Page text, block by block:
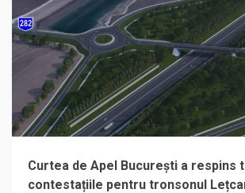
Curtea de Apel București a respins
contestațiile pentru tronsonul